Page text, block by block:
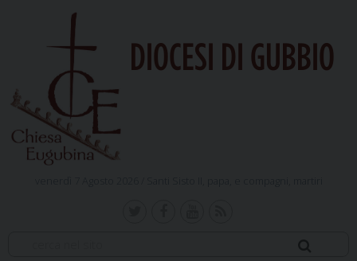
DIOCESI DI GUBBIO